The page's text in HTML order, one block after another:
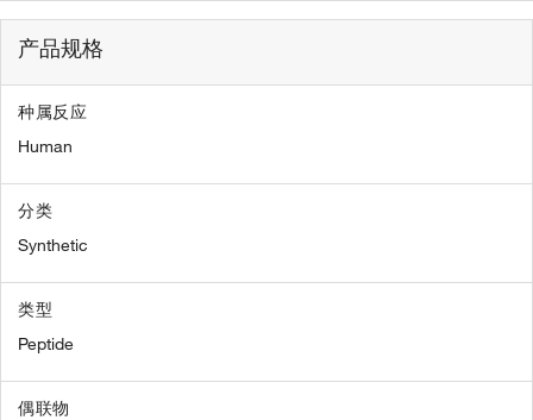
产品规格
种属反应
Human
分类
Synthetic
类型
Peptide
偶联物